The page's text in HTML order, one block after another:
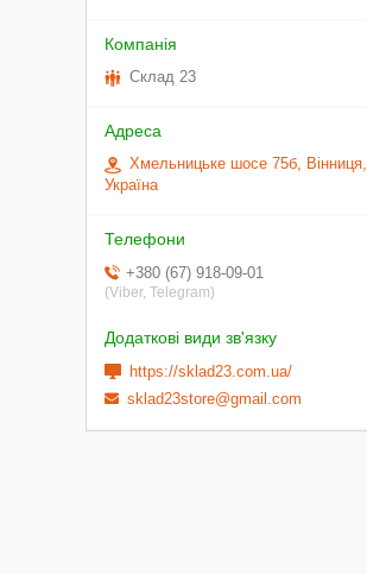
Склад 23
Хмельницьке шосе 75б, Вінниця,
Україна
+380 (67) 918-09-01
(Viber, Telegram)
https://sklad23.com.ua/
sklad23store@gmail.com